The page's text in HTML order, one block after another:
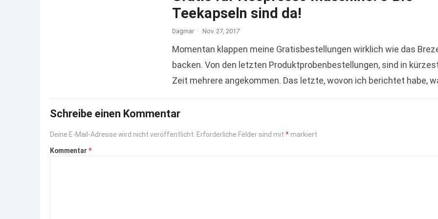
Teekapseln sind da!
Dagmar · Nov. 27, 2017
Momentan klappen meine Gratisbestellungen wirklich wie das
backen. Von den letzten Produktprobenbestellungen, sind in
Zeit mehrere angekommen. Das letzte, wovon ich berichtet habe,
Schreibe einen Kommentar
Deine E-Mail-Adresse wird nicht veröffentlicht. Erforderliche Felder sind mit * markiert
Kommentar *